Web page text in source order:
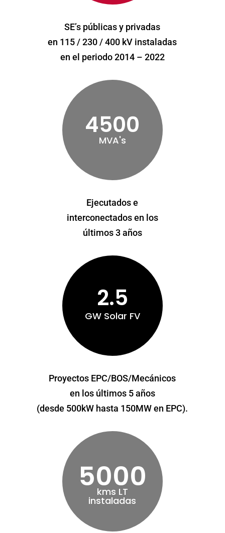
SE’s públicas y privadas
en 115 / 230 / 400 kV instaladas
en el periodo 2014 – 2022
4500
MVA's
Ejecutados e
interconectados en los
últimos 3 años
2.5
GW Solar FV
Proyectos EPC/BOS/Mecánicos
en los últimos 5 años
(desde 500kW hasta 150MW en EPC).
5000
kms LT
instaladas